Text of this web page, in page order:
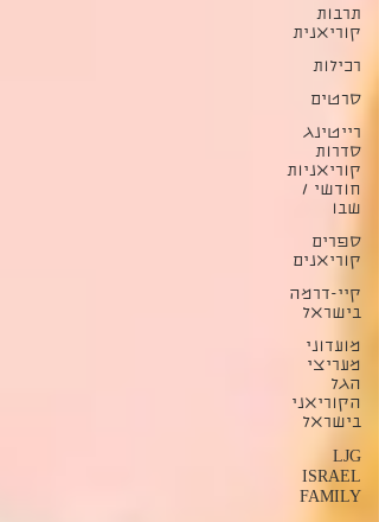
תרבות
קוריאנית
רכילות
סרטים
רייטינג
סדרות
קוריאניות
חודשי /
שבו
ספרים
קוריאנים
קיי-דרמה
בישראל
מועדוני
מעריצי
הגל
הקוריאני
בישראל
LJG
ISRAEL
FAMILY